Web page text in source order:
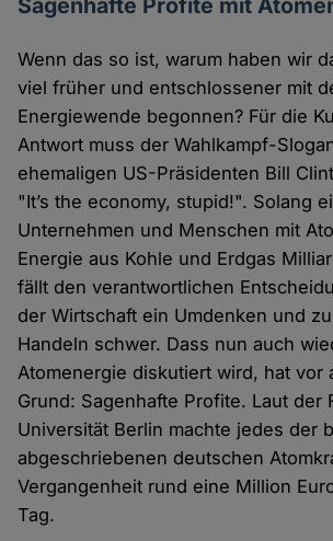
Sagenhafte Profite mit
Wenn das so ist, warum haben wir
viel früher und entschlossener mit
Energiewende begonnen? Für die
Antwort muss der Wahlkampf-
ehemaligen US-Präsidenten Bill
"It’s the economy, stupid!". Solang
Unternehmen und Menschen mit
Energie aus Kohle und Erdgas
fällt den verantwortlichen
der Wirtschaft ein Umdenken und
Handeln schwer. Dass nun auch
Atomenergie diskutiert wird, hat vor
Grund: Sagenhafte Profite. Laut der
Universität Berlin machte jedes der
abgeschriebenen deutschen
Vergangenheit rund eine Million
Tag.